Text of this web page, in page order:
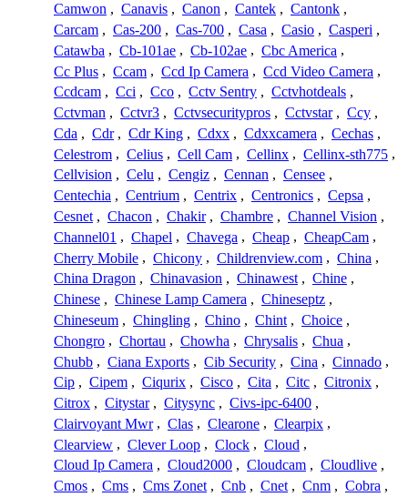
Camwon , Canavis , Canon , Cantek , Cantonk ,
Carcam , Cas-200 , Cas-700 , Casa , Casio , Casperi ,
Catawba , Cb-101ae , Cb-102ae , Cbc America ,
Cc Plus , Ccam , Ccd Ip Camera , Ccd Video Camera ,
Ccdcam , Cci , Cco , Cctv Sentry , Cctvhotdeals ,
Cctvman , Cctvr3 , Cctvsecuritypros , Cctvstar , Ccy ,
Cda , Cdr , Cdr King , Cdxx , Cdxxcamera , Cechas ,
Celestrom , Celius , Cell Cam , Cellinx , Cellinx-sth775 ,
Cellvision , Celu , Cengiz , Cennan , Censee ,
Centechia , Centrium , Centrix , Centronics , Cepsa ,
Cesnet , Chacon , Chakir , Chambre , Channel Vision ,
Channel01 , Chapel , Chavega , Cheap , CheapCam ,
Cherry Mobile , Chicony , Childrenview.com , China ,
China Dragon , Chinavasion , Chinawest , Chine ,
Chinese , Chinese Lamp Camera , Chineseptz ,
Chineseum , Chingling , Chino , Chint , Choice ,
Chongro , Chortau , Chowha , Chrysalis , Chua ,
Chubb , Ciana Exports , Cib Security , Cina , Cinnado ,
Cip , Cipem , Ciqurix , Cisco , Cita , Citc , Citronix ,
Citrox , Citystar , Citysync , Civs-ipc-6400 ,
Clairvoyant Mwr , Clas , Clearone , Clearpix ,
Clearview , Clever Loop , Clock , Cloud ,
Cloud Ip Camera , Cloud2000 , Cloudcam , Cloudlive ,
Cmos , Cms , Cms Zonet , Cnb , Cnet , Cnm , Cobra ,